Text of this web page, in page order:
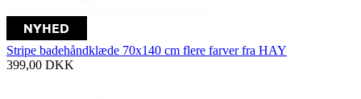
Stripe badehåndklæde 70x140 cm flere farver fra HAY
399,00 DKK